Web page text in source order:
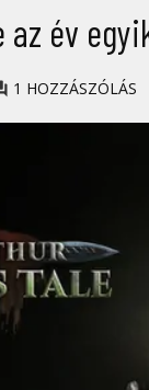
év
1 HOZZÁSZÓLÁS